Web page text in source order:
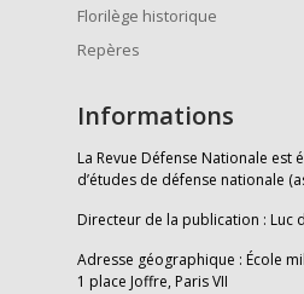
Florilège historique
Repères
Informations
La Revue Défense Nationale est
d’études de défense nationale
Directeur de la publication : Luc
Adresse géographique : École
1 place Joffre, Paris VII